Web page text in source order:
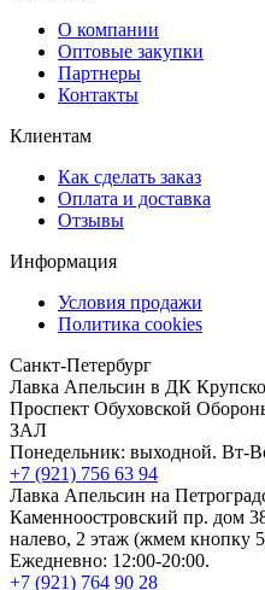
О компании
Оптовые закупки
Партнеры
Контакты
Клиентам
Как сделать заказ
Оплата и доставка
Отзывы
Информация
Условия продажи
Политика cookies
Санкт-Петербург
Лавка Апельсин в ДК
Проспект Обуховской
ЗАЛ
Понедельник: выходной. Вт-
+7 (921) 756 63 94
Лавка Апельсин на
Каменноостровский пр. дом
налево, 2 этаж (жмем кнопку
Ежедневно: 12:00-20:00.
+7 (921) 764 90 28